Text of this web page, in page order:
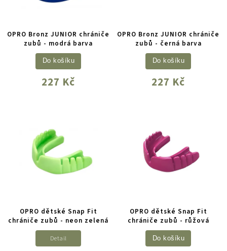
OPRO Bronz JUNIOR chrániče
zubů - modrá barva
227 Kč
Do košíku
OPRO Bronz JUNIOR chrániče
zubů - černá barva
227 Kč
Do košíku
OPRO dětské Snap Fit
chrániče zubů - neon zelená
Detail
OPRO dětské Snap Fit
chrániče zubů - růžová
Do košíku